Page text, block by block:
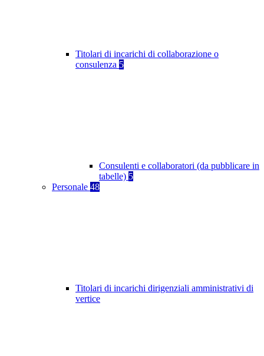
Titolari di incarichi di collaborazione o
consulenza 5
Consulenti e collaboratori (da pubblicare in
tabelle) 5
Personale 48
Titolari di incarichi dirigenziali amministrativi di
vertice